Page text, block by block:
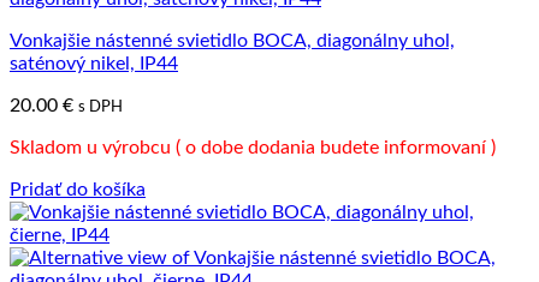
Vonkajšie nástenné svietidlo BOCA, diagonálny uhol,
saténový nikel, IP44
20.00 € s DPH
Skladom u výrobcu ( o dobe dodania budete informovaní )
Pridať do košíka